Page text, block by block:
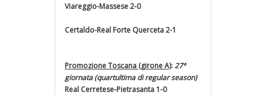
Viareggio-Massese 2-0
Certaldo-Real Forte Querceta 2-1
Promozione Toscana (girone A):27ª
giornata (quartultima di regular season)
Real Cerretese-Pietrasanta 1-0